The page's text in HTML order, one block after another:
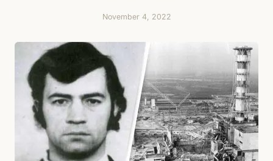
November 4, 2022